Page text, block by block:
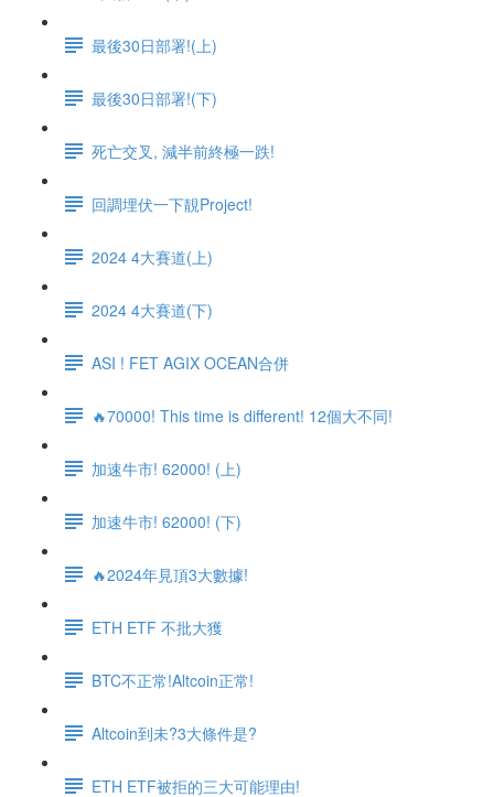
最後30日部署!(上)
最後30日部署!(下)
死亡交叉, 減半前終極一跌!
回調埋伏一下靚Project!
2024 4大賽道(上)
2024 4大賽道(下)
ASI ! FET AGIX OCEAN合併
🔥70000! This time is different! 12個大不同!
加速牛市! 62000! (上)
加速牛市! 62000! (下)
🔥2024年見頂3大數據!
ETH ETF 不批大獲
BTC不正常!Altcoin正常!
Altcoin到未?3大條件是?
ETH ETF被拒的三大可能理由!